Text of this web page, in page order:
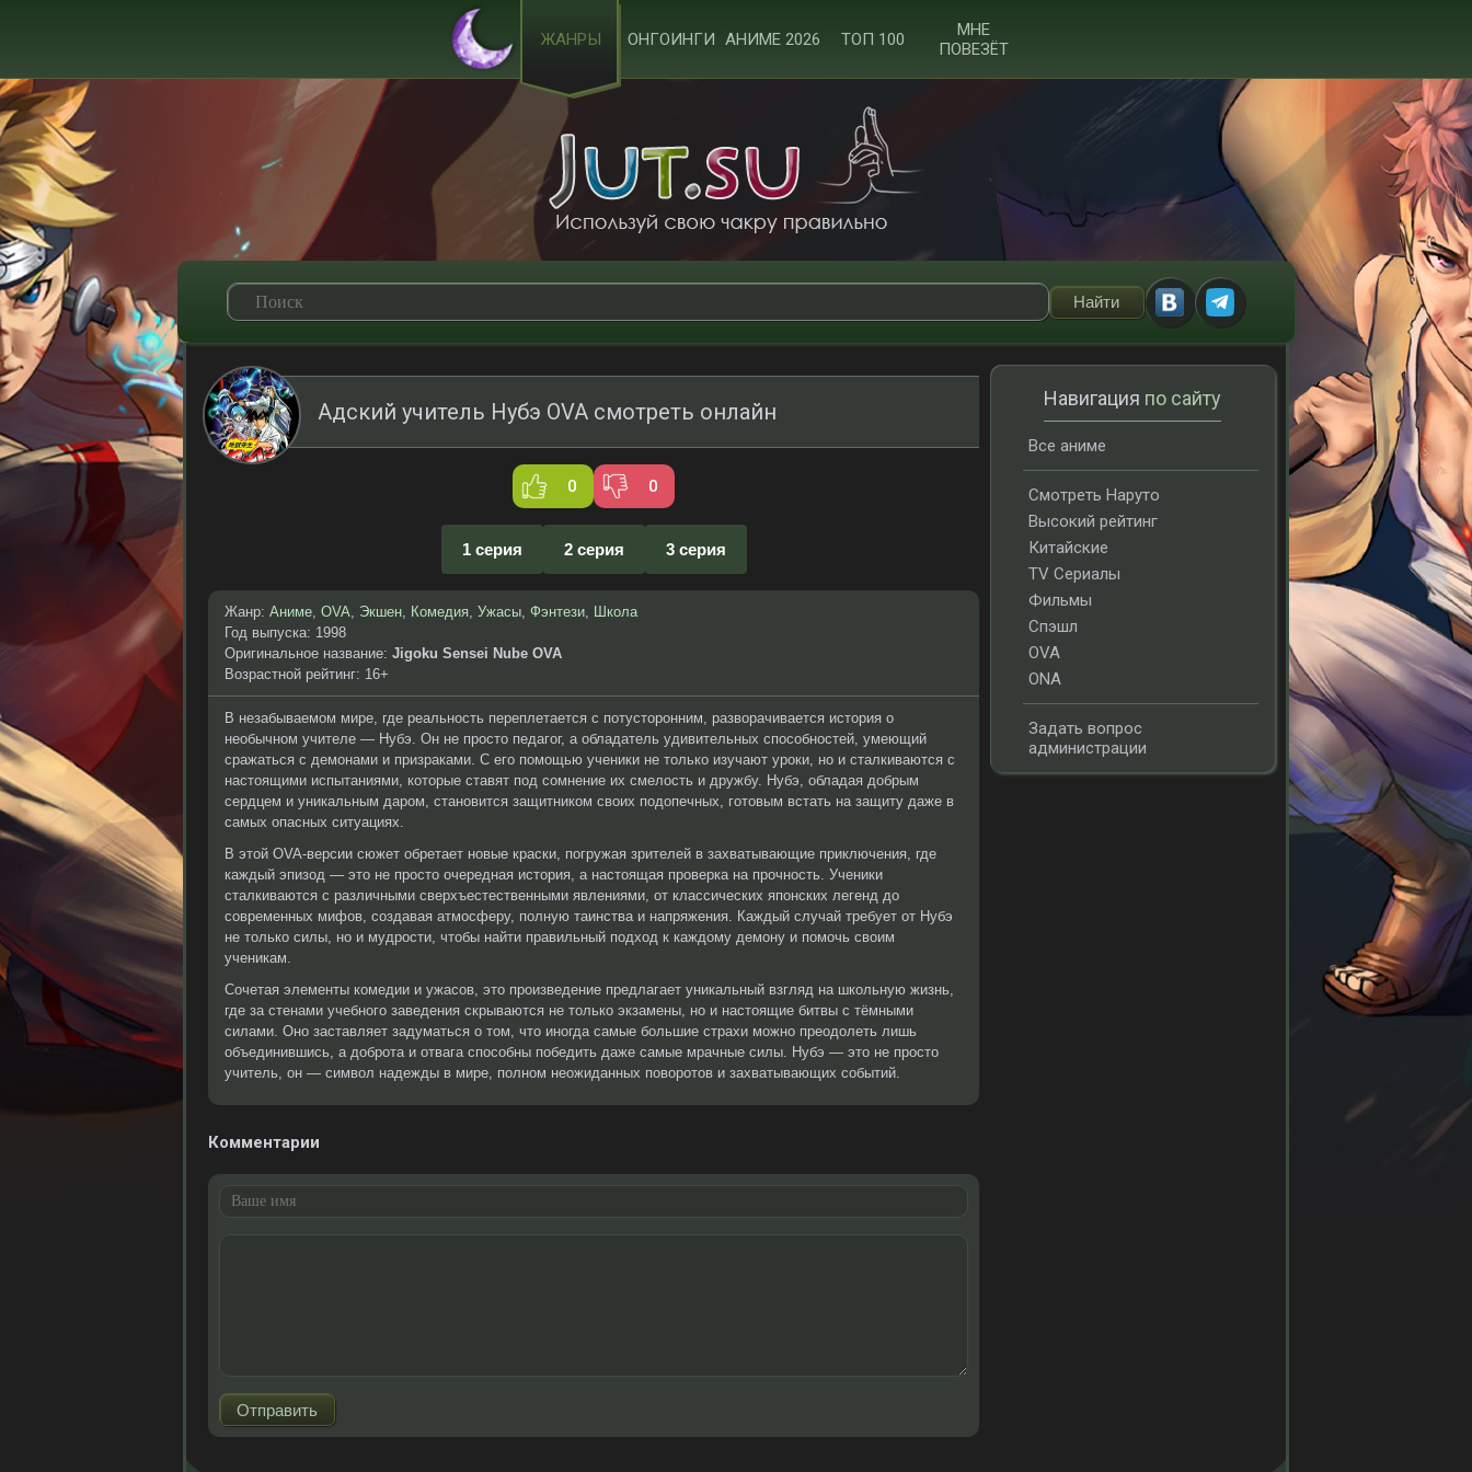
ЖАНРЫ ОНГОИНГИ АНИМЕ 2026 ТОП 100
МНЕ
ПОВЕЗЁТ
Адский учитель Нубэ OVA смотреть онлайн
0 0
1 серия 2 серия 3 серия
Жанр: Аниме, OVA, Экшен, Комедия, Ужасы, Фэнтези, Школа
Год выпуска: 1998
Оригинальное название: Jigoku Sensei Nube OVA
Возрастной рейтинг: 16+
В незабываемом мире, где реальность переплетается с потусторонним, разворачивается история о
необычном учителе — Нубэ. Он не просто педагог, а обладатель удивительных способностей, умеющий
сражаться с демонами и призраками. С его помощью ученики не только изучают уроки, но и сталкиваются с
настоящими испытаниями, которые ставят под сомнение их смелость и дружбу. Нубэ, обладая добрым
сердцем и уникальным даром, становится защитником своих подопечных, готовым встать на защиту даже в
самых опасных ситуациях.
В этой OVA-версии сюжет обретает новые краски, погружая зрителей в захватывающие приключения, где
каждый эпизод — это не просто очередная история, а настоящая проверка на прочность. Ученики
сталкиваются с различными сверхъестественными явлениями, от классических японских легенд до
современных мифов, создавая атмосферу, полную таинства и напряжения. Каждый случай требует от Нубэ
не только силы, но и мудрости, чтобы найти правильный подход к каждому демону и помочь своим
ученикам.
Сочетая элементы комедии и ужасов, это произведение предлагает уникальный взгляд на школьную жизнь,
где за стенами учебного заведения скрываются не только экзамены, но и настоящие битвы с тёмными
силами. Оно заставляет задуматься о том, что иногда самые большие страхи можно преодолеть лишь
объединившись, а доброта и отвага способны победить даже самые мрачные силы. Нубэ — это не просто
учитель, он — символ надежды в мире, полном неожиданных поворотов и захватывающих событий.
Комментарии
Навигация по сайту
Все аниме
Смотреть Наруто
Высокий рейтинг
Китайские
TV Сериалы
Фильмы
Спэшл
OVA
ONA
Задать вопрос
администрации